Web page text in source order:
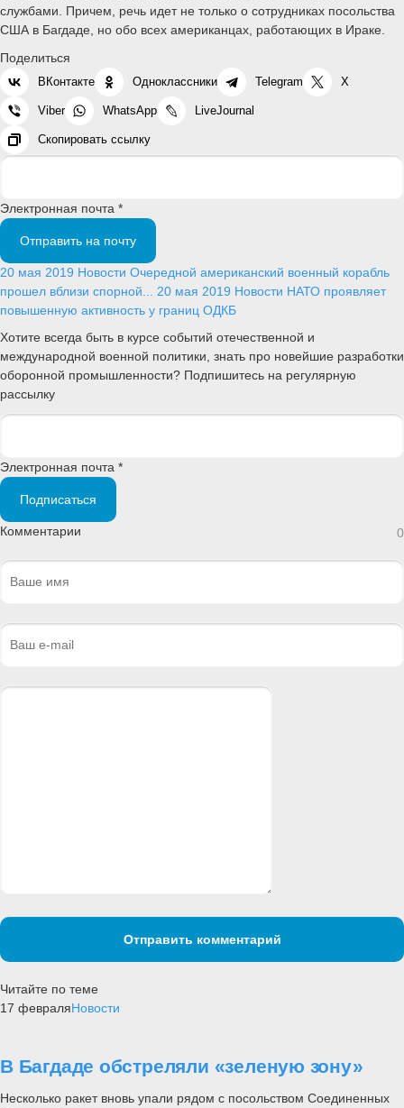
службами. Причем, речь идет не только о сотрудниках посольства
США в Багдаде, но обо всех американцах, работающих в Ираке.
Поделиться
ВКонтакте Одноклассники Telegram X
Viber WhatsApp LiveJournal
Скопировать ссылку
Электронная почта *
Отправить на почту
20 мая 2019 Новости Очередной американский военный корабль
прошел вблизи спорной... 20 мая 2019 Новости НАТО проявляет
повышенную активность у границ ОДКБ
Хотите всегда быть в курсе событий отечественной и
международной военной политики, знать про новейшие разработки
оборонной промышленности? Подпишитесь на регулярную
рассылку
Электронная почта *
Подписаться
Комментарии 0
Отправить комментарий
Читайте по теме
17 февраляНовости
В Багдаде обстреляли «зеленую зону»
Несколько ракет вновь упали рядом с посольством Соединенных